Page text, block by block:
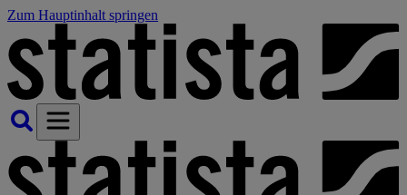
Zum Hauptinhalt springen